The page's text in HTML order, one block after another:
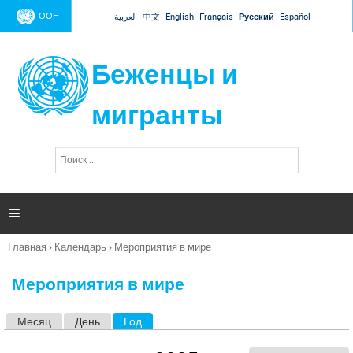
Jump to navigation
ООН العربية 中文 English Français Русский Español
Беженцы и
мигранты
п
и

Вы
Главная › Календарь › Мероприятия в мире
Мероприятия в мире
Месяц День Год